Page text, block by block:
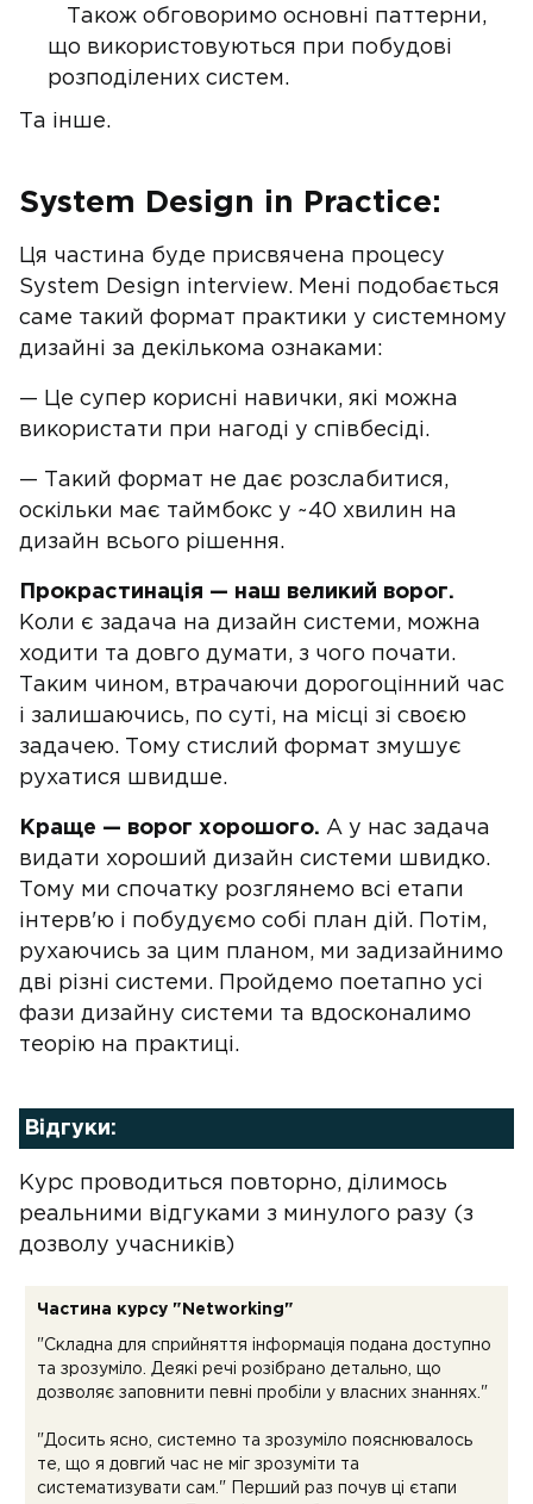
Також обговоримо основні паттерни,
що використовуються при побудові
розподілених систем.
Та інше.
System Design in Practice:
Ця частина буде присвячена процесу
System Design interview. Мені подобається
саме такий формат практики у системному
дизайні за декількома ознаками:
— Це супер корисні навички, які можна
використати при нагоді у співбесіді.
— Такий формат не дає розслабитися,
оскільки має таймбокс у ~40 хвилин на
дизайн всього рішення.
Прокрастинація — наш великий ворог.
Коли є задача на дизайн системи, можна
ходити та довго думати, з чого почати.
Таким чином, втрачаючи дорогоцінний час
і залишаючись, по суті, на місці зі своєю
задачею. Тому стислий формат змушує
рухатися швидше.
Краще — ворог хорошого. А у нас задача
видати хороший дизайн системи швидко.
Тому ми спочатку розглянемо всі етапи
інтерв'ю і побудуємо собі план дій. Потім,
рухаючись за цим планом, ми задизайнимо
дві різні системи. Пройдемо поетапно усі
фази дизайну системи та вдосконалимо
теорію на практиці.
Відгуки:
Курс проводиться повторно, ділимось
реальними відгуками з минулого разу (з
дозволу учасників)
Частина курсу "Networking"
"Складна для сприйняття інформація подана доступно
та зрозуміло. Деякі речі розібрано детально, що
дозволяє заповнити певні пробіли у власних знаннях."
"Досить ясно, системно та зрозуміло пояснювалось
те, що я довгий час не міг зрозуміти та
систематизувати сам." Перший раз почув ці єтапи